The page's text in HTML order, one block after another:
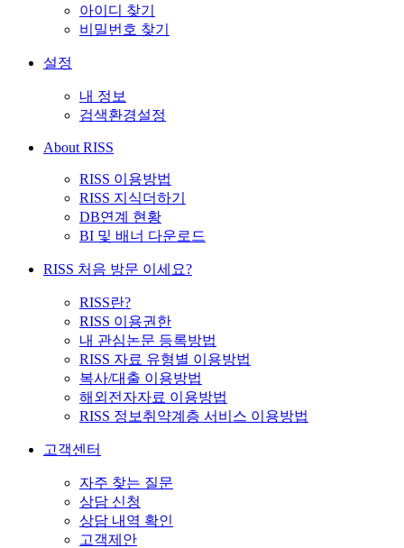
아이디 찾기
비밀번호 찾기
설정
내 정보
검색환경설정
About RISS
RISS 이용방법
RISS 지식더하기
DB연계 현황
BI 및 배너 다운로드
RISS 처음 방문 이세요?
RISS란?
RISS 이용권한
내 관심논문 등록방법
RISS 자료 유형별 이용방법
복사/대출 이용방법
해외전자자료 이용방법
RISS 정보취약계층 서비스 이용방법
고객센터
자주 찾는 질문
상담 신청
상담 내역 확인
고객제안